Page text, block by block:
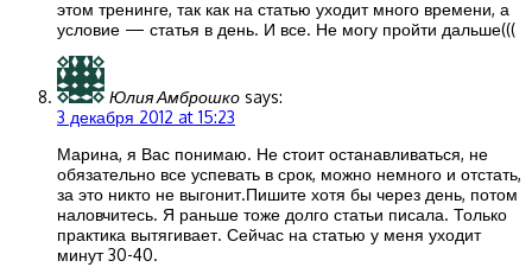
этом тренинге, так как на статью уходит много времени, а
условие — статья в день. И все. Не могу пройти дальше(((
Юлия Амброшко says:
3 декабря 2012 at 15:23
Марина, я Вас понимаю. Не стоит останавливаться, не
обязательно все успевать в срок, можно немного и отстать,
за это никто не выгонит.Пишите хотя бы через день, потом
наловчитесь. Я раньше тоже долго статьи писала. Только
практика вытягивает. Сейчас на статью у меня уходит
минут 30-40.